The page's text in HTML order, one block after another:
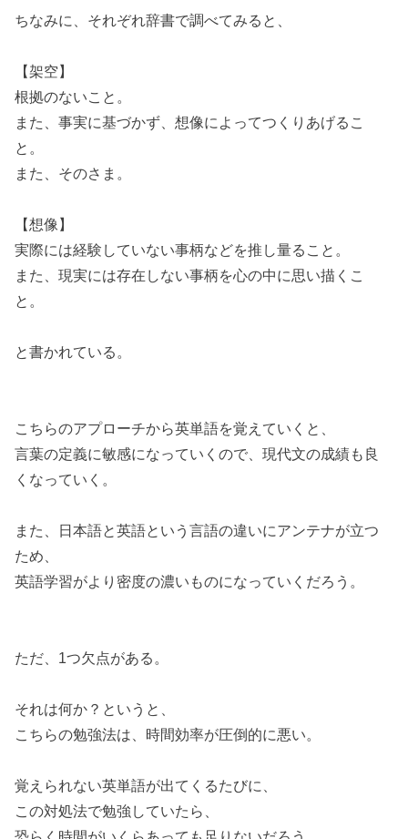
ちなみに、それぞれ辞書で調べてみると、
【架空】
根拠のないこと。
また、事実に基づかず、想像によってつくりあげるこ
と。
また、そのさま。
【想像】
実際には経験していない事柄などを推し量ること。
また、現実には存在しない事柄を心の中に思い描くこ
と。
と書かれている。
こちらのアプローチから英単語を覚えていくと、
言葉の定義に敏感になっていくので、現代文の成績も良
くなっていく。
また、日本語と英語という言語の違いにアンテナが立つ
ため、
英語学習がより密度の濃いものになっていくだろう。
ただ、1つ欠点がある。
それは何か？というと、
こちらの勉強法は、時間効率が圧倒的に悪い。
覚えられない英単語が出てくるたびに、
この対処法で勉強していたら、